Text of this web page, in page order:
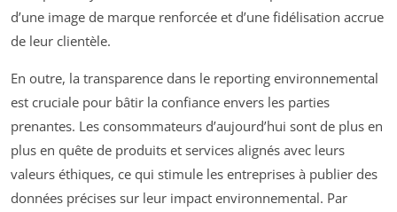
d’une image de marque renforcée et d’une fidélisation accrue
de leur clientèle.
En outre, la transparence dans le reporting environnemental
est cruciale pour bâtir la confiance envers les parties
prenantes. Les consommateurs d’aujourd’hui sont de plus en
plus en quête de produits et services alignés avec leurs
valeurs éthiques, ce qui stimule les entreprises à publier des
données précises sur leur impact environnemental. Par